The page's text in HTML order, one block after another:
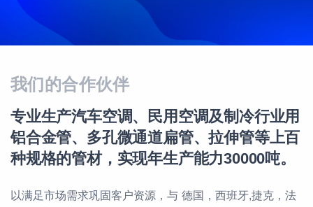
我们的合作伙伴
专业生产汽车空调、民用空调及制冷行业用
铝合金管、多孔微通道扁管、拉伸管等上百
种规格的管材，实现年生产能力30000吨。
以满足市场需求巩固客户资源，与 德国，西班牙,捷克，法